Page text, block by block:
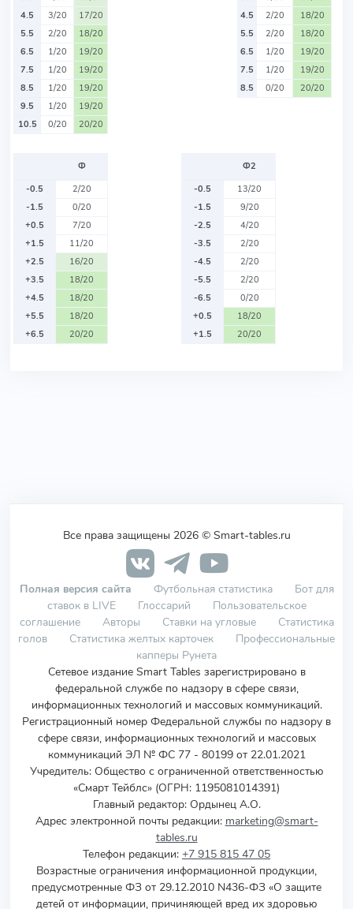
4.5
3/20
17/20
5.5
2/20
18/20
6.5
1/20
19/20
7.5
1/20
19/20
8.5
1/20
19/20
9.5
1/20
19/20
10.5
0/20 20/20
4.5
2/20
18/20
5.5
2/20
18/20
6.5
1/20
19/20
7.5
1/20
19/20
8.5
0/20 20/20
Ф
-0.5
2/20
-1.5
0/20
+0.5
7/20
+1.5
11/20
+2.5
16/20
+3.5
18/20
+4.5
18/20
+5.5
18/20
+6.5
20/20
Ф2
-0.5
13/20
-1.5
9/20
-2.5
4/20
-3.5
2/20
-4.5
2/20
-5.5
2/20
-6.5
0/20
+0.5
18/20
+1.5
20/20
Все права защищены 2026 © Smart-tables.ru
Полная версия сайта Футбольная статистика
Бот для
ставок в LIVE
Глоссарий
Пользовательское
соглашение
Авторы Ставки на угловые
Статистика
голов
Статистика желтых карточек
Профессиональные
капперы Рунета
Сетевое издание Smart Tables зарегистрировано в
федеральной службе по надзору в сфере связи,
информационных технологий и массовых коммуникаций.
Регистрационный номер Федеральной службы по надзору в
сфере связи, информационных технологий и массовых
коммуникаций ЭЛ № ФС 77 - 80199 от 22.01.2021
Учредитель: Общество с ограниченной ответственностью
«Смарт Тейблс» (ОГРН: 1195081014391)
Главный редактор: Ордынец А.О.
Адрес электронной почты редакции: marketing@smart-
tables.ru
Телефон редакции: +7 915 815 47 05
Возрастные ограничения информационной продукции,
предусмотренные ФЗ от 29.12.2010 N436-ФЗ «О защите
детей от информации, причиняющей вред их здоровью